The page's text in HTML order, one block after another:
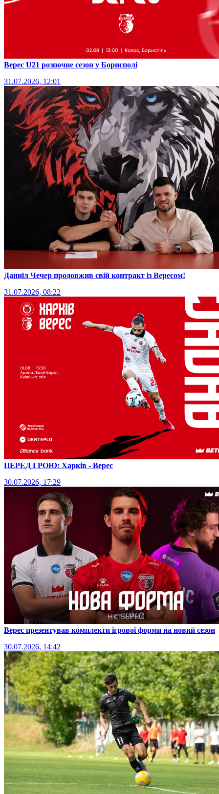
Верес U21 розпочне сезон у Борисполі
31.07.2026, 12:01
Даниїл Чечер продовжив свій контракт із Вересом!
31.07.2026, 08:22
ПЕРЕД ГРОЮ: Харків - Верес
30.07.2026, 17:29
Верес презентував комплекти ігрової форми на новий сезон
30.07.2026, 14:42